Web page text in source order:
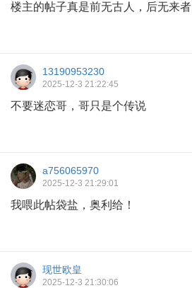
楼主的帖子真是前无古人，后无来者
13190953230
2025-12-3 21:22:45
不要迷恋哥，哥只是个传说
a756065970
2025-12-3 21:29:01
我喂此帖袋盐，奥利给！
现世欧皇
2025-12-3 21:30:06